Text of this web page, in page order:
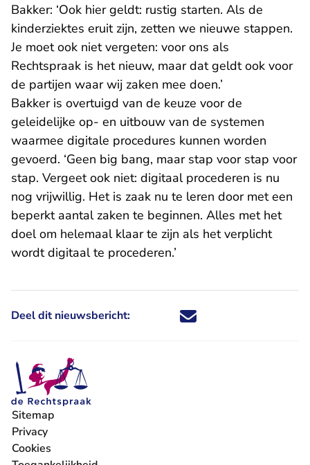
Bakker: ‘Ook hier geldt: rustig starten. Als de
kinderziektes eruit zijn, zetten we nieuwe stappen.
Je moet ook niet vergeten: voor ons als
Rechtspraak is het nieuw, maar dat geldt ook voor
de partijen waar wij zaken mee doen.’
Bakker is overtuigd van de keuze voor de
geleidelijke op- en uitbouw van de systemen
waarmee digitale procedures kunnen worden
gevoerd. ‘Geen big bang, maar stap voor stap voor
stap. Vergeet ook niet: digitaal procederen is nu
nog vrijwillig. Het is zaak nu te leren door met een
beperkt aantal zaken te beginnen. Alles met het
doel om helemaal klaar te zijn als het verplicht
wordt digitaal te procederen.’
Deel dit nieuwsbericht: Deel dit nieuwsbericht via X -
Deel dit nieuwsbericht via
Deel dit nieuwsbericht
Deel dit
Sitemap
Privacy
Cookies